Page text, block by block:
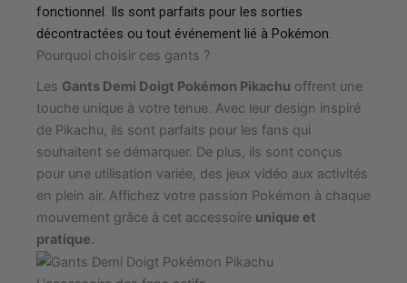
fonctionnel. Ils sont parfaits pour les sorties
décontractées ou tout événement lié à Pokémon.
Pourquoi choisir ces gants ?
Les Gants Demi Doigt Pokémon Pikachu offrent une
touche unique à votre tenue. Avec leur design inspiré
de Pikachu, ils sont parfaits pour les fans qui
souhaitent se démarquer. De plus, ils sont conçus
pour une utilisation variée, des jeux vidéo aux activités
en plein air. Affichez votre passion Pokémon à chaque
mouvement grâce à cet accessoire unique et
pratique.